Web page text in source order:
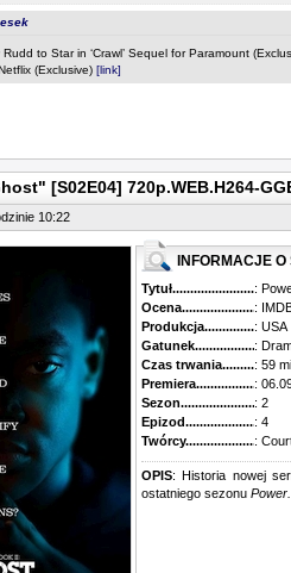
[S02E04] 720p.WEB.H264-
10:22
INFORMACJE
:
:
: USA
:
Czas
: 59
:
: 2
: 4
:
OPIS: Historia nowej
ostatniego sezonu Power.